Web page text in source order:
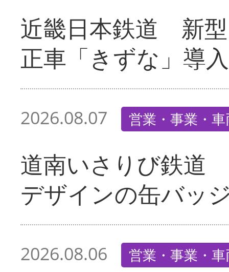
近畿日本鉄道 新
正車「きずな」導入
2026.08.07 営業・事業・
道南いさりび鉄道
デザインの缶バッ
2026.08.06 営業・事業・